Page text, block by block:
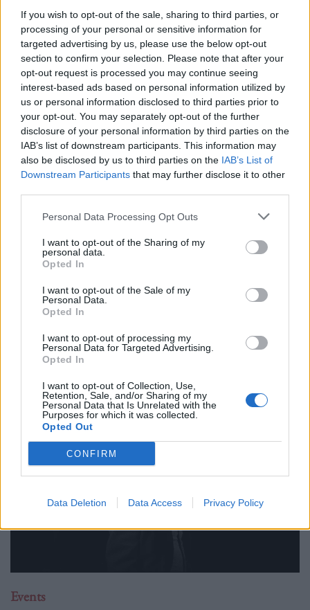
If you wish to opt-out of the sale, sharing to third parties, or
processing of your personal or sensitive information for
targeted advertising by us, please use the below opt-out
section to confirm your selection. Please note that after your
opt-out request is processed you may continue seeing
interest-based ads based on personal information utilized by
us or personal information disclosed to third parties prior to
your opt-out. You may separately opt-out of the further
disclosure of your personal information by third parties on the
IAB’s list of downstream participants. This information may
also be disclosed by us to third parties on the IAB’s List of
Downstream Participants that may further disclose it to other
Personal Data Processing Opt Outs
I want to opt-out of the Sharing of my
personal data.
Opted In
I want to opt-out of the Sale of my
Personal Data.
Opted In
I want to opt-out of processing my
Personal Data for Targeted Advertising.
Opted In
I want to opt-out of Collection, Use,
Retention, Sale, and/or Sharing of my
Personal Data that Is Unrelated with the
Purposes for which it was collected.
Opted Out
CONFIRM
Data Deletion Data Access Privacy Policy
FutuReady Greece.
Events
Thessaloniki Street Food Festival 2026:
Πέντε μέρες γεμάτες street food και μουσική
18.05.26
Από hip hop live και disco DJs μέχρι γεύσεις που μοιάζουν να
βγήκαν από food market του Τόκιο ή καντίνα στις 3 το πρωί
τον Μάιο και η πόλη ε
Events